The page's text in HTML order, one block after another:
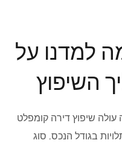
למדנו על
השיפוץ
שיפוץ דירה קומפלט
בגודל הנכס, סוג